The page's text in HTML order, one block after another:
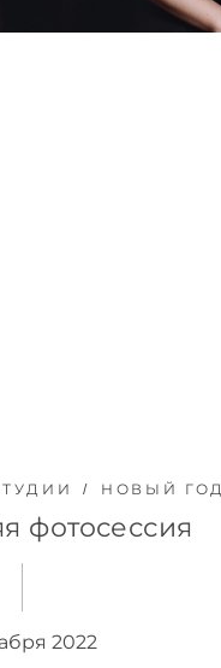
НОВЫЙ ГОД
фотосессия
2022